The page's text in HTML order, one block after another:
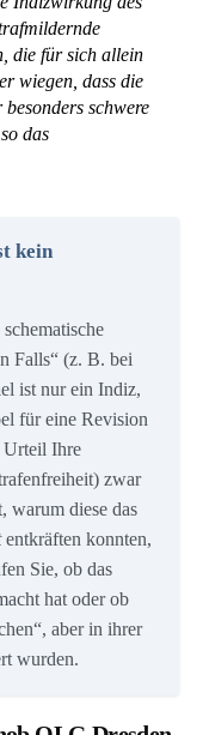
die für sich allein
wiegen, dass die
schwere
das
kein
Falls“ (z. B. bei
ist nur ein Indiz,
für eine Revision
Urteil Ihre
zwar
warum diese das
entkräften konnten,
Sie, ob das
hat oder ob
aber in ihrer
wurden.